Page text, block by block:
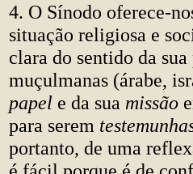
4. O Sínodo oferece-
situação religiosa e
clara do sentido da sua
muçulmanas (árabe,
papel e da sua missão
para serem
portanto, de uma